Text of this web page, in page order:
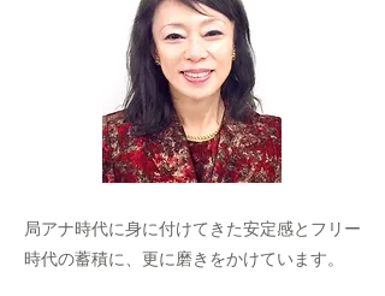
局アナ時代に⾝に付けてきた安定感とフリー
時代の蓄積に、更に磨きをかけています。